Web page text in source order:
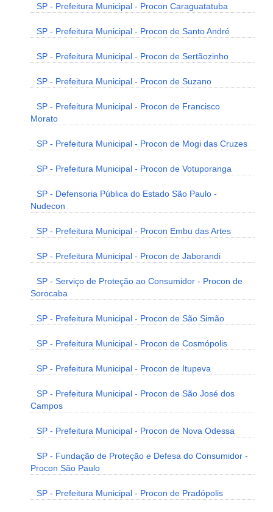
SP - Prefeitura Municipal - Procon Caraguatatuba
SP - Prefeitura Municipal - Procon de Santo André
SP - Prefeitura Municipal - Procon de Sertãozinho
SP - Prefeitura Municipal - Procon de Suzano
SP - Prefeitura Municipal - Procon de Francisco
Morato
SP - Prefeitura Municipal - Procon de Mogi das Cruzes
SP - Prefeitura Municipal - Procon de Votuporanga
SP - Defensoria Pública do Estado São Paulo -
Nudecon
SP - Prefeitura Municipal - Procon Embu das Artes
SP - Prefeitura Municipal - Procon de Jaborandi
SP - Serviço de Proteção ao Consumidor - Procon de
Sorocaba
SP - Prefeitura Municipal - Procon de São Simão
SP - Prefeitura Municipal - Procon de Cosmópolis
SP - Prefeitura Municipal - Procon de Itupeva
SP - Prefeitura Municipal - Procon de São José dos
Campos
SP - Prefeitura Municipal - Procon de Nova Odessa
SP - Fundação de Proteção e Defesa do Consumidor -
Procon São Paulo
SP - Prefeitura Municipal - Procon de Pradópolis